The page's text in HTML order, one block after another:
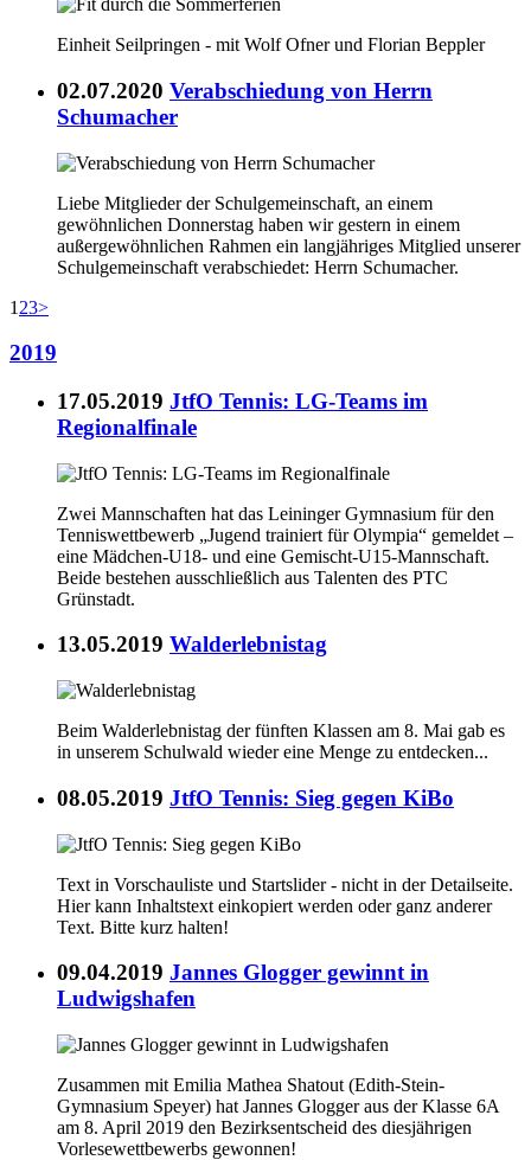
Einheit Seilpringen - mit Wolf Ofner und Florian Beppler
02.07.2020 Verabschiedung von Herrn
Schumacher
Liebe Mitglieder der Schulgemeinschaft, an einem
gewöhnlichen Donnerstag haben wir gestern in einem
außergewöhnlichen Rahmen ein langjähriges Mitglied unserer
Schulgemeinschaft verabschiedet: Herrn Schumacher.
1 23>
2019
17.05.2019 JtfO Tennis: LG-Teams im
Regionalfinale
Zwei Mannschaften hat das Leininger Gymnasium für den
Tenniswettbewerb „Jugend trainiert für Olympia“ gemeldet –
eine Mädchen-U18- und eine Gemischt-U15-Mannschaft.
Beide bestehen ausschließlich aus Talenten des PTC
Grünstadt.
13.05.2019 Walderlebnistag
Beim Walderlebnistag der fünften Klassen am 8. Mai gab es
in unserem Schulwald wieder eine Menge zu entdecken...
08.05.2019 JtfO Tennis: Sieg gegen KiBo
Text in Vorschauliste und Startslider - nicht in der Detailseite.
Hier kann Inhaltstext einkopiert werden oder ganz anderer
Text. Bitte kurz halten!
09.04.2019 Jannes Glogger gewinnt in
Ludwigshafen
Zusammen mit Emilia Mathea Shatout (Edith-Stein-
Gymnasium Speyer) hat Jannes Glogger aus der Klasse 6A
am 8. April 2019 den Bezirksentscheid des diesjährigen
Vorlesewettbewerbs gewonnen!